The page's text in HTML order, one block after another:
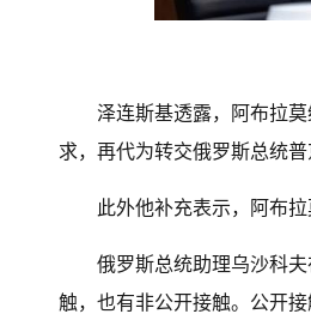
泽连斯基透露，阿布拉
求，再代为转交俄罗斯总统
此外他补充表示，阿布
俄罗斯总统助理乌沙科
触，也有非公开接触。公开